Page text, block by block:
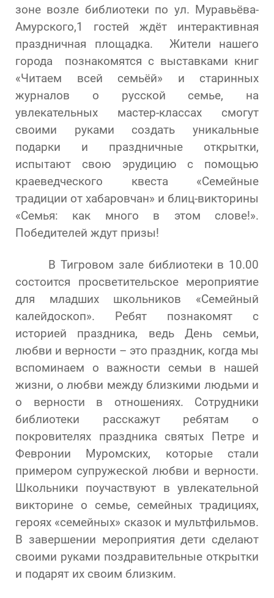
зоне возле библиотеки по ул. Муравьёва-
Амурского,1 гостей ждёт интерактивная
праздничная площадка. Жители нашего
города познакомятся с выставками книг
«Читаем всей семьёй» и старинных
журналов о русской семье, на
увлекательных мастер-классах смогут
своими руками создать уникальные
подарки и праздничные открытки,
испытают свою эрудицию с помощью
краеведческого квеста «Семейные
традиции от хабаровчан» и блиц-викторины
«Семья: как много в этом слове!».
Победителей ждут призы!
В Тигровом зале библиотеки в 10.00
состоится просветительское мероприятие
для младших школьников «Семейный
калейдоскоп». Ребят познакомят с
историей праздника, ведь День семьи,
любви и верности – это праздник, когда мы
вспоминаем о важности семьи в нашей
жизни, о любви между близкими людьми и
о верности в отношениях. Сотрудники
библиотеки расскажут ребятам о
покровителях праздника святых Петре и
Февронии Муромских, которые стали
примером супружеской любви и верности.
Школьники поучаствуют в увлекательной
викторине о семье, семейных традициях,
героях «семейных» сказок и мультфильмов.
В завершении мероприятия дети сделают
своими руками поздравительные открытки
и подарят их своим близким.